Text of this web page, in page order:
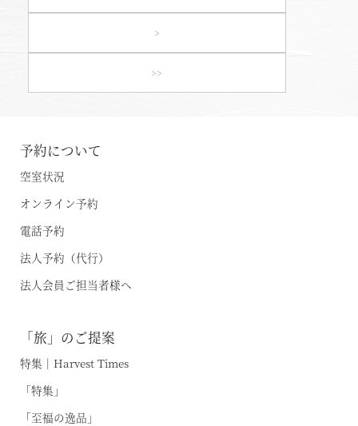
スタッフブログ｜ただいま日和
SAVE HARVEST PROJECT
最新のお知らせ
宿泊プラン一覧
VIALAシリーズ
伊東
甲信エリア
山中湖マウント富士
旧軽井沢 / 旧軽井沢アネックス
蓼科
蓼科アネックス
>
>>
※ご利用には「 My Harvest 」へのログインが必要です
予約について
空室状況
オンライン予約
電話予約
法人予約（代行）
法人会員ご担当者様へ
「旅」のご提案
特集｜Harvest Times
「特集」
「至福の逸品」